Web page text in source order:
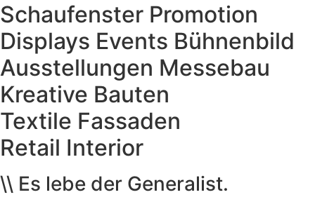
Schaufenster Promotion
Displays Events Bühnenbild
Ausstellungen Messebau
Kreative Bauten
Textile Fassaden
Retail Interior
\\ Es lebe der Generalist.